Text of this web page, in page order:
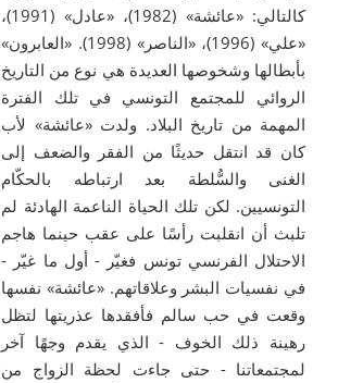
كالتالي: «عائشة» (1982)، «عادل» (1991)،
«علي» (1996)، «الناصر» (1998). «العابرون»
بأبطالها وشخوصها العديدة هي نوع من التاريخ
الروائي للمجتمع التونسي في تلك الفترة
المهمة من تاريخ البلاد. ولدت «عائشة» لأب
كان قد انتقل حديثًا من الفقر والضعف إلى
الغنى والسُّلطة بعد ارتباطه بالحكّام
التونسيين. لكن تلك الحياة الناعمة الهادئة لم
تلبث أن انقلبت رأسًا على عقب حينما هاجم
الاحتلال الفرنسي تونس فغيّر - أول ما غيّر -
في نفسيات البشر وعلاقاتهم. «عائشة» نفسها
وقعت في حب سالم فأفقدها عذريتها لتظل
رهينة ذلك الخوف - الذي يقدم وجهًا آخر
لمجتمعاتنا - حتى جاءت لحظة الزواج من